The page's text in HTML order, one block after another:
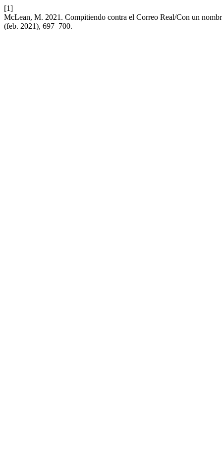
[1]
McLean, M. 2021. Compitiendo contra el Correo Real/Con un
(feb. 2021), 697–700.